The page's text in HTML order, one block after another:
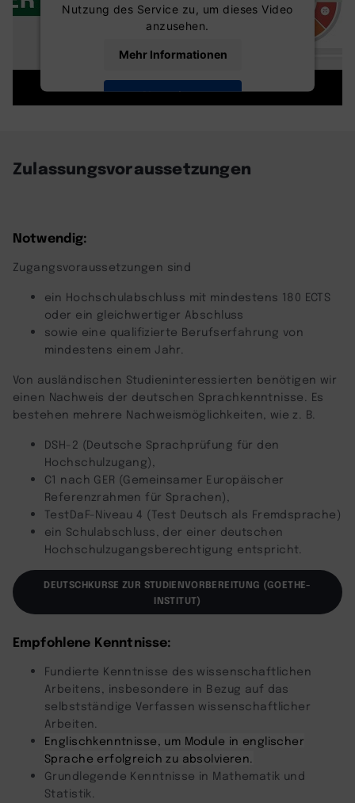
Nutzung des Service zu, um dieses Video
anzusehen.
Mehr Informationen
Akzeptieren
Zulassungsvoraussetzungen
Notwendig:
Zugangsvoraussetzungen sind
ein Hochschulabschluss mit mindestens 180 ECTS
oder ein gleichwertiger Abschluss
sowie eine qualifizierte Berufserfahrung von
mindestens einem Jahr.
Von ausländischen Studieninteressierten benötigen wir
einen Nachweis der deutschen Sprachkenntnisse. Es
bestehen mehrere Nachweismöglichkeiten, wie z. B.
DSH-2 (Deutsche Sprachprüfung für den
Hochschulzugang),
C1 nach GER (Gemeinsamer Europäischer
Referenzrahmen für Sprachen),
TestDaF-Niveau 4 (Test Deutsch als Fremdsprache)
ein Schulabschluss, der einer deutschen
Hochschulzugangsberechtigung entspricht.
DEUTSCHKURSE ZUR STUDIENVORBEREITUNG (GOETHE-
INSTITUT)
Empfohlene Kenntnisse:
Fundierte Kenntnisse des wissenschaftlichen
Arbeitens, insbesondere in Bezug auf das
selbstständige Verfassen wissenschaftlicher
Arbeiten.
Englischkenntnisse, um Module in englischer
Sprache erfolgreich zu absolvieren.
Grundlegende Kenntnisse in Mathematik und
Statistik.